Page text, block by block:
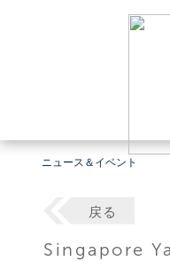
ニュース＆イベント
戻る
Singapore